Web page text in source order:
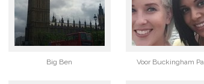
Big Ben Voor Buckingham